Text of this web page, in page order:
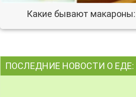
Какие бывают
ПОСЛЕДНИЕ НОВОСТИ О ЕДЕ: